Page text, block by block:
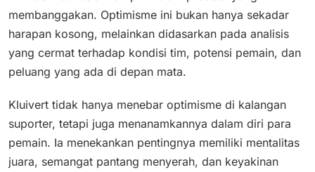
membanggakan. Optimisme ini bukan hanya sekadar
harapan kosong, melainkan didasarkan pada analisis
yang cermat terhadap kondisi tim, potensi pemain, dan
peluang yang ada di depan mata.
Kluivert tidak hanya menebar optimisme di kalangan
suporter, tetapi juga menanamkannya dalam diri para
pemain. Ia menekankan pentingnya memiliki mentalitas
juara, semangat pantang menyerah, dan keyakinan